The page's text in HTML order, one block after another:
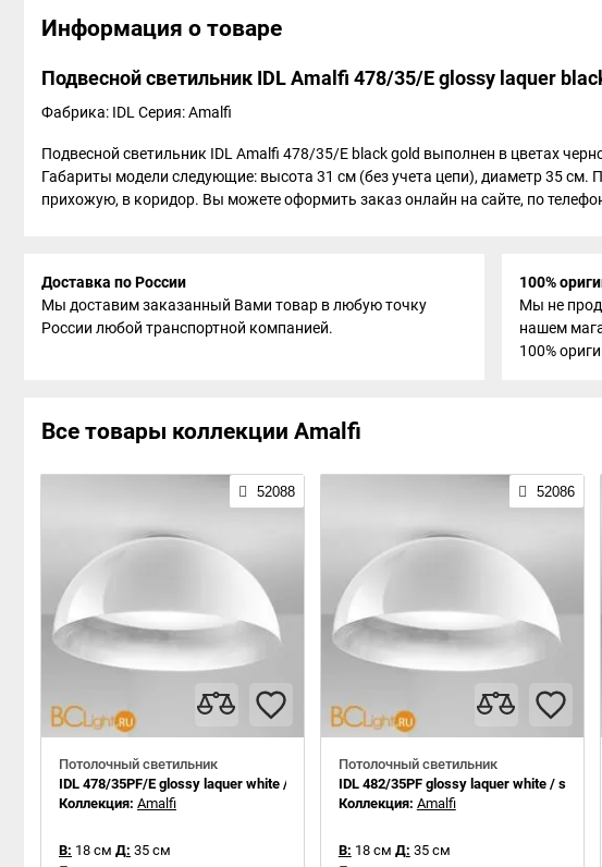
Информация о товаре
Подвесной светильник IDL Amalfi 478/35/E glossy laquer
Фабрика: IDL Серия: Amalfi
Подвесной светильник IDL Amalfi 478/35/E black gold выполнен в цветах
Габариты модели следующие: высота 31 см (без учета цепи), диаметр 35
прихожую, в коридор. Вы можете оформить заказ онлайн на сайте, по
Доставка по России
Мы доставим заказанный Вами товар в любую точку
России любой транспортной компанией.
100%
Мы не
нашем
100%
Все товары коллекции Amalfi
52088
Потолочный светильник
IDL 478/35PF/E glossy laquer white / silver leaf inside
Коллекция: Amalfi
В: 18 см Д: 35 см
52086
Потолочный светильник
IDL 482/35PF glossy laquer white / silver
Коллекция: Amalfi
В: 18 см Д: 35 см